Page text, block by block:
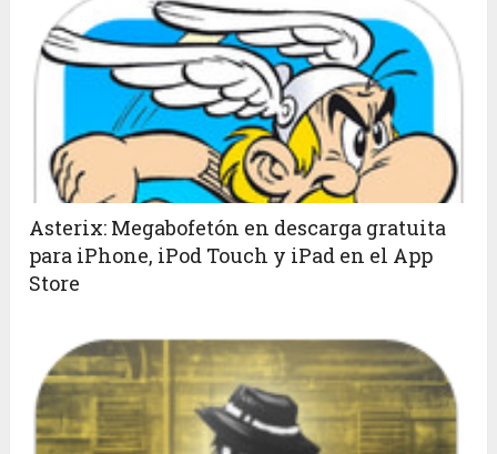
Asterix: Megabofetón en descarga gratuita
para iPhone, iPod Touch y iPad en el App
Store